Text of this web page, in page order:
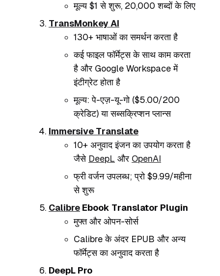
मूल्य $1 से शुरू, 20,000 शब्दों के लिए
TransMonkey AI
130+ भाषाओं का समर्थन करता है
कई फाइल फॉर्मेट्स के साथ काम करता
है और Google Workspace में
इंटीग्रेट होता है
मूल्य: पे-एज़-यू-गो ($5.00/200
क्रेडिट) या सब्सक्रिप्शन प्लान्स
Immersive Translate
10+ अनुवाद इंजन का उपयोग करता है
जैसे DeepL और OpenAI
फ्री वर्जन उपलब्ध; प्रो $9.99/महीना
से शुरू
Calibre Ebook Translator Plugin
मुफ्त और ओपन-सोर्स
Calibre के अंदर EPUB और अन्य
फॉर्मेट्स का अनुवाद करता है
DeepL Pro